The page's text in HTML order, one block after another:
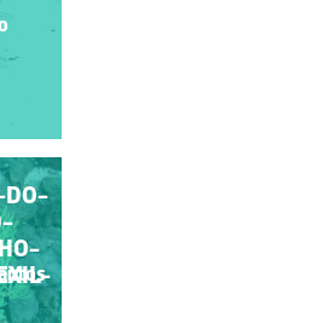
E
da
DO-